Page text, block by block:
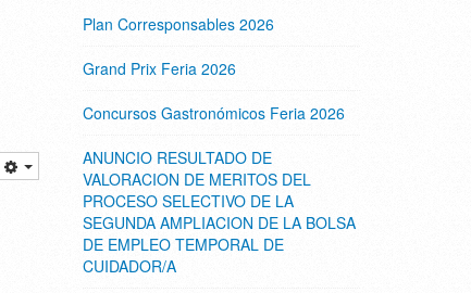
Plan Corresponsables 2026
Grand Prix Feria 2026
Concursos Gastronómicos Feria 2026
ANUNCIO RESULTADO DE
VALORACION DE MERITOS DEL
PROCESO SELECTIVO DE LA
SEGUNDA AMPLIACION DE LA BOLSA
DE EMPLEO TEMPORAL DE
CUIDADOR/A